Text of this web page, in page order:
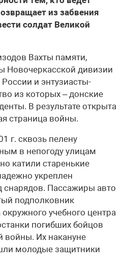
из забвения
солдат Великой
Вахты памяти,
Новочеркасской дивизии
и энтузиасты-
из которых – донские
В результате открыта
страница войны.
г. сквозь пелену
в непогоду улицам
катили старенькие
укреплен
Пассажиры авто
подполковник
учебного центра
погибших бойцов
войны. Их накануне
молодые защитники